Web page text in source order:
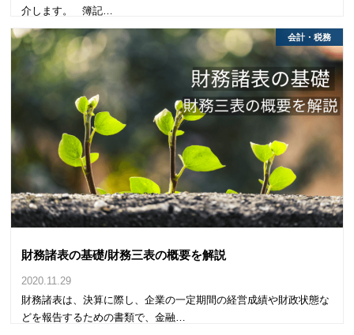
介します。 簿記…
会計・税務
財務諸表の基礎/財務三表の概要を解説
2020.11.29
財務諸表は、決算に際し、企業の一定期間の経営成績や財政状態な
どを報告するための書類で、金融…